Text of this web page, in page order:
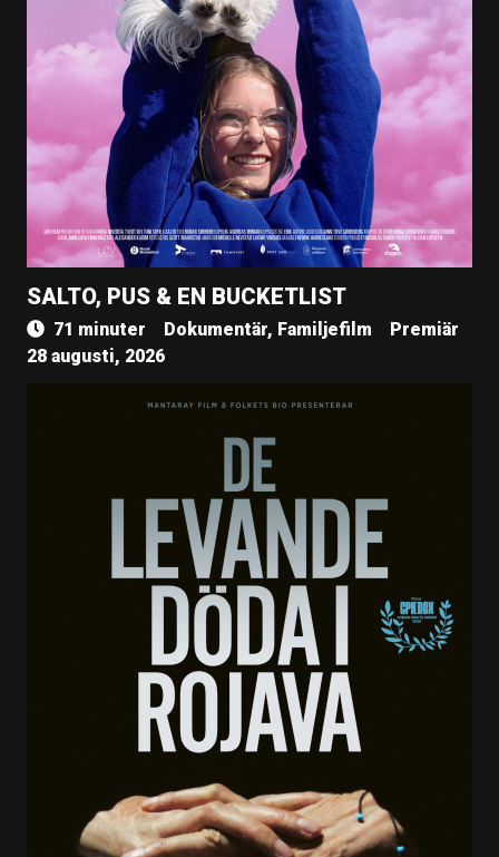
SALTO, PUS & EN BUCKETLIST
71 minuter Dokumentär, Familjefilm
Premiär
28 augusti, 2026